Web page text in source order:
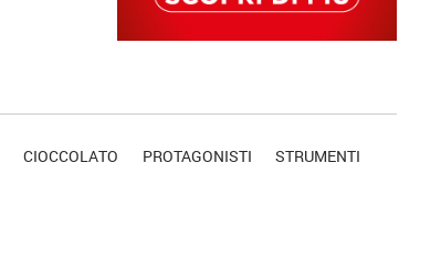
CIOCCOLATO PROTAGONISTI STRUMENTI